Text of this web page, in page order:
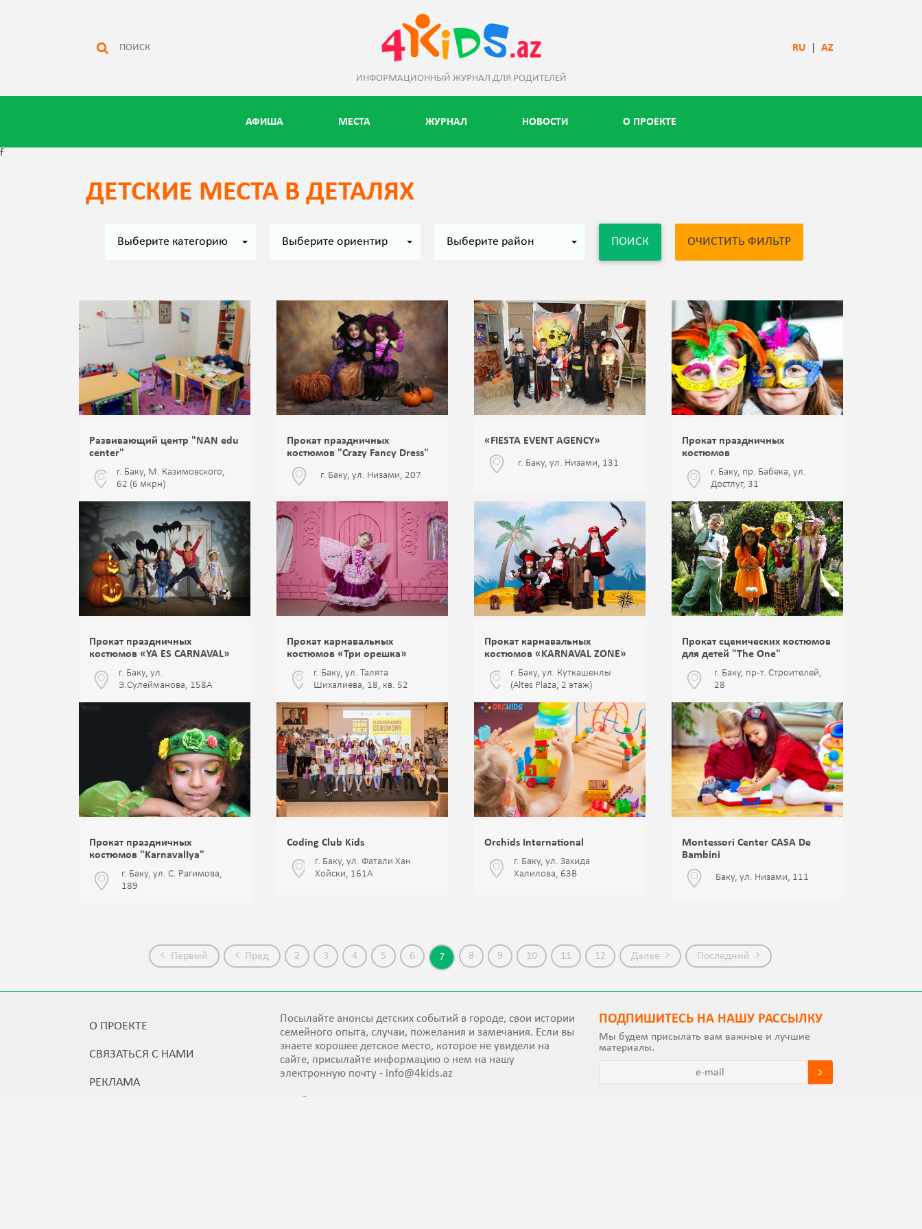
ИНФОРМАЦИОННЫЙ ЖУРНАЛ ДЛЯ РОДИТЕЛЕЙ
RU| AZ
АФИША МЕСТА ЖУРНАЛ НОВОСТИ О ПРОЕКТЕ
f
ДЕТСКИЕ МЕСТА В ДЕТАЛЯХ
Выберите категорию Выберите oриентир Выберите район ПОИСК ОЧИСТИТЬ ФИЛЬТР
Развивающий центр "NAN edu
center"
г. Баку, М. Казимовского,
62 (6 мкрн)
Прокат праздничных
костюмов "Crazy Fancy Dress"
г. Баку, ул. Низами, 207
«FIESTA EVENT AGENCY»
г. Баку, ул. Низами, 131
Прокат праздничных
костюмов
г. Баку, пр. Бабека, ул.
Достлуг, 31
Прокат праздничных
костюмов «YA ES CARNAVAL»
г. Баку, ул.
Э.Сулейманова, 158А
Прокат карнавальных
костюмов «Три орешка»
г. Баку, ул. Талята
Шихалиева, 18, кв. 52
Прокат карнавальных
костюмов «KARNAVAL ZONE»
г. Баку, ул. Куткашенлы
(Altes Plaza, 2 этаж)
Прокат сценических костюмов
для детей "The One"
г. Баку, пр-т. Строителей,
28
Прокат праздничных
костюмов "KarnavalIya"
г. Баку, ул. С. Рагимова,
189
Coding Club Kids
г. Баку, ул. Фатали Хан
Хойски, 161А
Orchids International
г. Баку, ул. Захида
Халилова, 63B
Montessori Center CASA De
Bambini
Баку, ул. Низами, 111
Первый Пред 2 3 4 5 6 7 8 9 10 11 12 Далее Последний
О ПРОЕКТЕ
СВЯЗАТЬСЯ С НАМИ
РЕКЛАМА
Посылайте анонсы детских событий в городе, свои истории
семейного опыта, случаи, пожелания и замечания. Если вы
знаете хорошее детское место, которое не увидели на
сайте, присылайте информацию о нем на нашу
электронную почту - info@4kids.az
ПОДПИШИТEСЬ НА НАШУ РАССЫЛКУ
Мы будем присылать вам важные и лучшие
материалы.